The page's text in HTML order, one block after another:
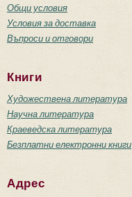
Общи условия
Условия за доставка
Въпроси и отговори
Книги
Художествена литература
Научна литература
Краеведска литература
Безплатни електронни книги
Адрес